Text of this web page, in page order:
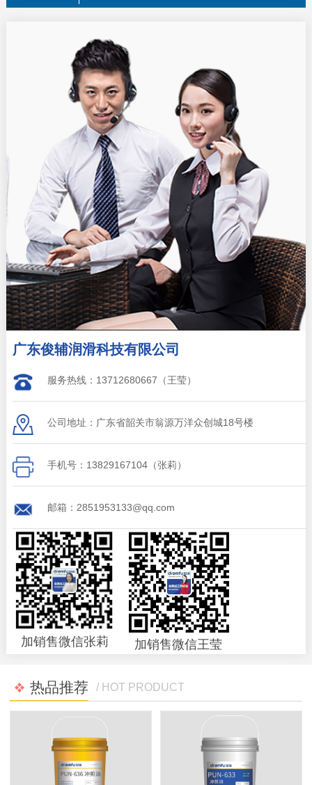
广东俊辅润滑科技有限公司
服务热线：13712680667（王莹）
公司地址：广东省韶关市翁源万洋众创城18号楼
手机号：13829167104（张莉）
邮箱：2851953133@qq.com
加销售微信张莉 加销售微信王莹
热品推荐 / HOT PRODUCT